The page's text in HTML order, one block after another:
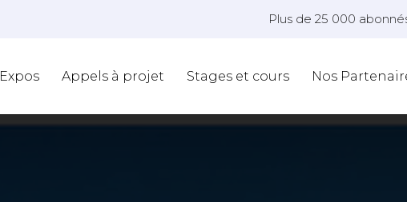
Plus de 25 000
Expos Appels à projet Stages et cours Nos